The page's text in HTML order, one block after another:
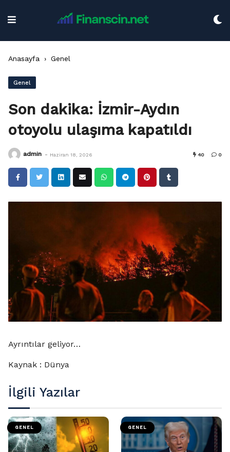
Anasayfa › Genel
Genel
Son dakika: İzmir-Aydın
otoyolu ulaşıma kapatıldı
admin - Haziran 18, 2026 40 0
Ayrıntılar geliyor…
Kaynak : Dünya
İlgili Yazılar
GENEL GENEL